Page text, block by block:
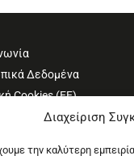
Διαχείριση
την καλύτερη
Δεδομένα
Cookies (ΕΕ)